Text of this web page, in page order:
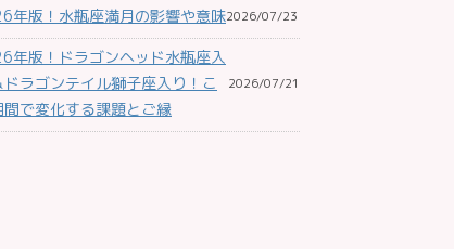
年版！水瓶座満月の影響や意味2026/07/23
年版！ドラゴンヘッド水瓶座入
ドラゴンテイル獅子座入り！こ
間で変化する課題とご縁
2026/07/21